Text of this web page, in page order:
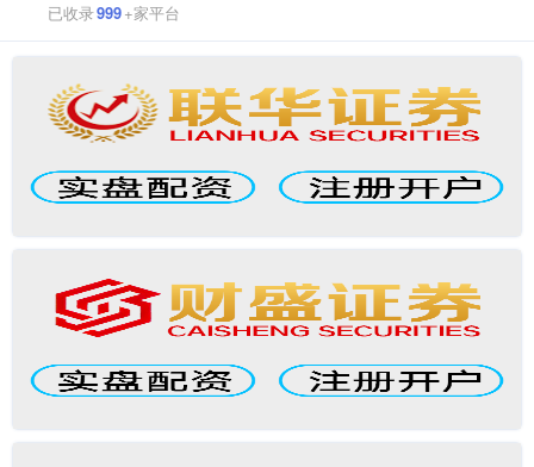
已收录999+家平台